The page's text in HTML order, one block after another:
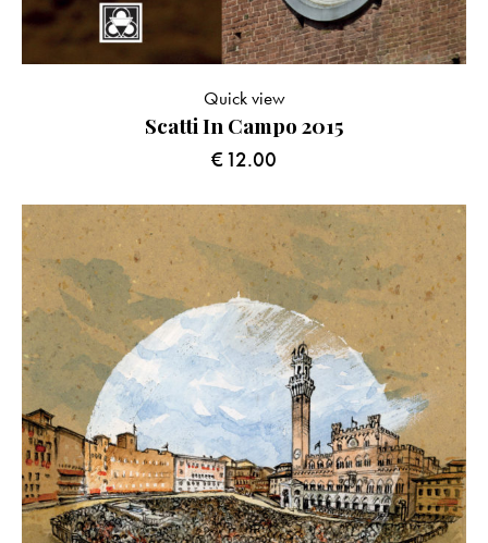
Scatti In Campo 2015
€12.00
Quick view